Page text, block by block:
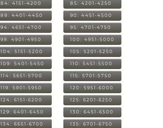
84: 4151-4200 85: 4201-4250
89: 4401-4450 90: 4451-4500
94: 4651-4700 95: 4701-4750
99: 4901-4950 100: 4951-5000
104: 5151-5200 105: 5201-5250
109: 5401-5450 110: 5451-5500
114: 5651-5700 115: 5701-5750
119: 5901-5950 120: 5951-6000
124: 6151-6200 125: 6201-6250
129: 6401-6450 130: 6451-6500
134: 6651-6700 135: 6701-6750